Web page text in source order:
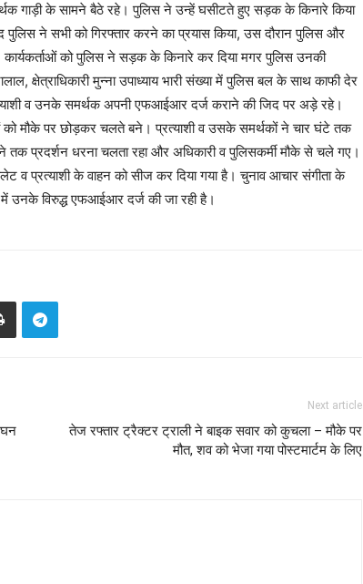
गाड़ी के सामने बैठे रहे। पुलिस ने उन्हें घसीटते हुए सड़क के किनारे किया
ने सभी को गिरफ्तार करने का प्रयास किया, उस दौरान पुलिस और
कार्यकर्ताओं को पुलिस ने सड़क के किनारे कर दिया मगर पुलिस उनकी
क्षेत्राधिकारी मुन्ना उपाध्याय भारी संख्या में पुलिस बल के साथ काफी देर
व उनके समर्थक अपनी एफआईआर दर्ज कराने की जिद पर अड़े रहे।
मौके पर छोड़कर चलते बने। प्रत्याशी व उसके समर्थकों ने चार घंटे तक
प्रदर्शन धरना चलता रहा और अधिकारी व पुलिसकर्मी मौके से चले गए।
व प्रत्याशी के वाहन को सीज कर दिया गया है। चुनाव आचार संगीता के
उनके विरुद्ध एफआईआर दर्ज की जा रही है।
Next article
तेज रफ्तार ट्रैक्टर ट्राली ने बाइक सवार को कुचला – मौके पर
मौत, शव को भेजा गया पोस्टमार्टम के लिए